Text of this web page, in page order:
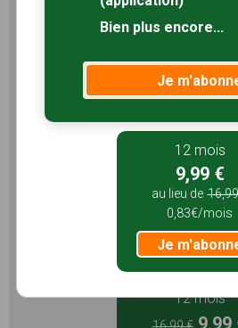
Rando
potentiel qu'offre Sentiers en
Pas de pub
Favoris
Mode hors-connexion
3 mois
5,99 €
1,99€/mois
Je
12 mois
Bien plus encore...
Je
12 mois
9,99 €
au lieu de
0,83€/mois
Je